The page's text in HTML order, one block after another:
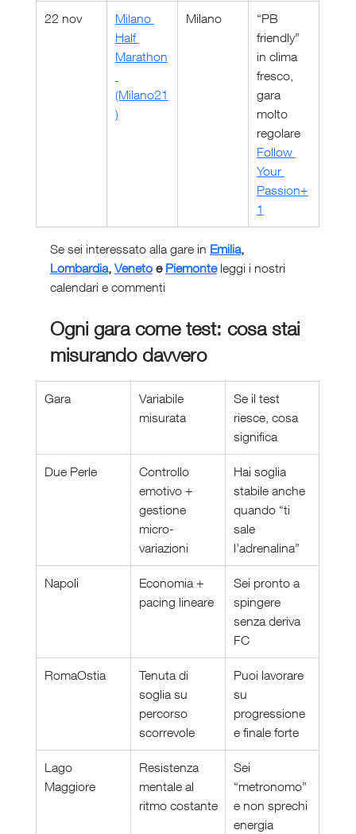
22 nov
Milano
Half
Marathon
(Milano21
)
Milano
“PB
friendly”
in clima
fresco,
gara
molto
regolare
Follow
Your
Passion+
1
Se sei interessato alla gare in Emilia,
Lombardia, Veneto e Piemonte leggi i nostri
calendari e commenti
Ogni gara come test: cosa stai
misurando davvero
Gara
Variabile
misurata
Se il test
riesce, cosa
significa
Due Perle
Controllo
emotivo +
gestione
micro-
variazioni
Hai soglia
stabile anche
quando “ti
sale
l’adrenalina”
Napoli
Economia +
pacing lineare
Sei pronto a
spingere
senza deriva
FC
RomaOstia
Tenuta di
soglia su
percorso
scorrevole
Puoi lavorare
su
progressione
e finale forte
Lago
Maggiore
Resistenza
mentale al
ritmo costante
Sei
“metronomo”
e non sprechi
energia